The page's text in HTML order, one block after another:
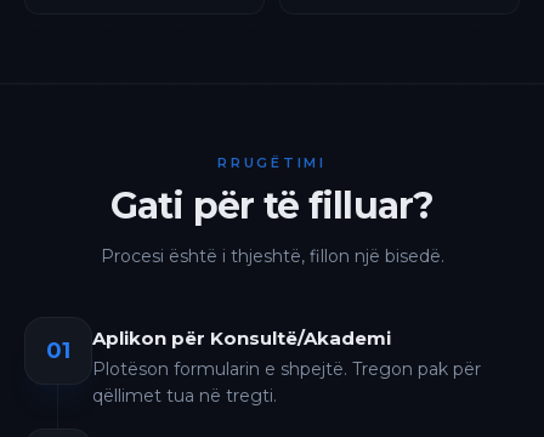
RRUGËTIMI
Gati për të filluar?
Procesi është i thjeshtë, fillon një bisedë.
01 Aplikon për Konsultë/Akademi
Plotëson formularin e shpejtë. Tregon pak për
qëllimet tua në tregti.